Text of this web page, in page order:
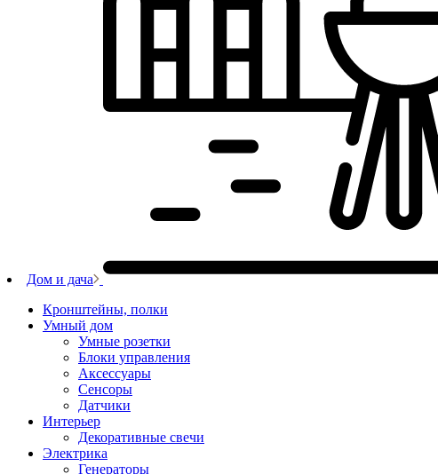
Дом и дача
Кронштейны, полки
Умный дом
Умные розетки
Блоки управления
Аксессуары
Сенсоры
Датчики
Интерьер
Декоративные свечи
Электрика
Генераторы